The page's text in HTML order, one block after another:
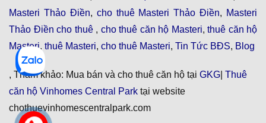
Masteri Thảo Điền, cho thuê Masteri Thảo Điền, Masteri
Thảo Điền cho thuê , cho thuê căn hộ Masteri, thuê căn hộ
Masteri, thuê Masteri, cho thuê Masteri, Tin Tức BĐS, Blog
, Tham khảo: Mua bán và cho thuê căn hộ tại GKG Thuê
căn hộ Vinhomes Central Park tại website
chothuevinhomescentralpark.com